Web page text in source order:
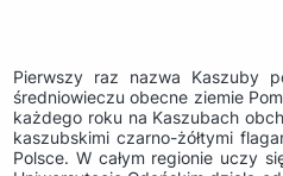
Pierwszy raz nazwa Kaszuby
średniowieczu obecne ziemie
każdego roku na Kaszubach
kaszubskimi czarno-żółtymi
Polsce. W całym regionie uczy